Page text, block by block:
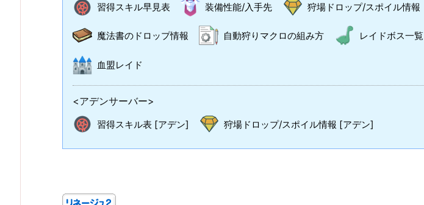
習得スキル早見表 装備性能/入手先 狩場ドロップ/スポイル情報
魔法書のドロップ情報 自動狩りマクロの組み方 レイドボス一覧
血盟レイド
<アデンサーバー>
習得スキル表 [アデン] 狩場ドロップ/スポイル情報 [アデン]